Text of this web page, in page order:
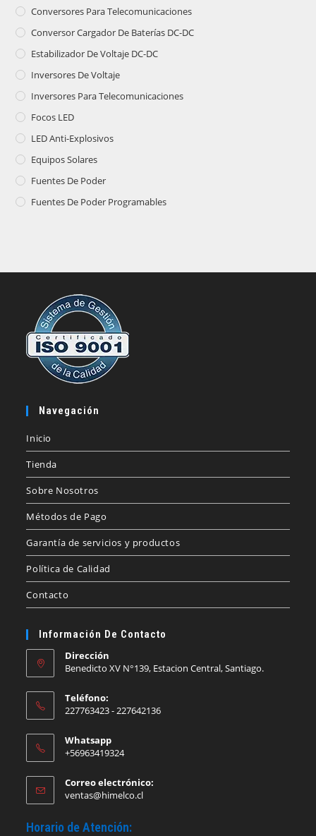
Conversores Para Telecomunicaciones
Conversor Cargador De Baterías DC-DC
Estabilizador De Voltaje DC-DC
Inversores De Voltaje
Inversores Para Telecomunicaciones
Focos LED
LED Anti-Explosivos
Equipos Solares
Fuentes De Poder
Fuentes De Poder Programables
Navegación
Inicio
Tienda
Sobre Nosotros
Métodos de Pago
Garantía de servicios y productos
Política de Calidad
Contacto
Información De Contacto
Dirección
Benedicto XV N°139, Estacion Central, Santiago.
Teléfono:
227763423 - 227642136
Whatsapp
+56963419324
Correo electrónico:
ventas@himelco.clSe
Horario de Atención: